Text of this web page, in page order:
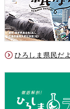
ひろしま県民だ